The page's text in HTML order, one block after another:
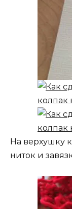
На верхушку
ниток и